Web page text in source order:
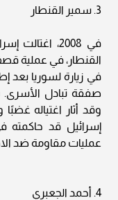
3. سمير القنطار
في 2008،
القنطار، في عملية
في زيارة لسوريا بعد
صفقة تبادل الأسرى.
وقد أثار اغتياله
إسرائيل قد
عمليات مقاومة ضد
4. أحمد الجعبري